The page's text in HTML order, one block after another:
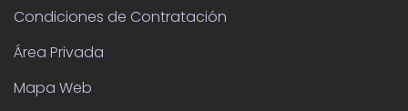
Condiciones de Contratación
Área Privada
Mapa Web